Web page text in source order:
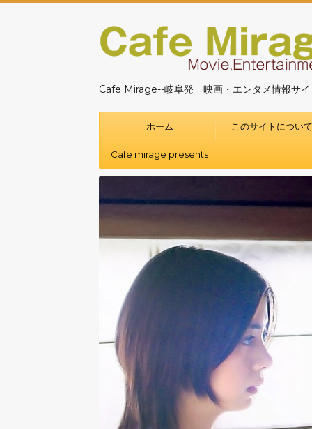
Cafe Mirage--岐阜発 映画・エンタメ情報サ
ホーム このサイトについて
Cafe mirage presents